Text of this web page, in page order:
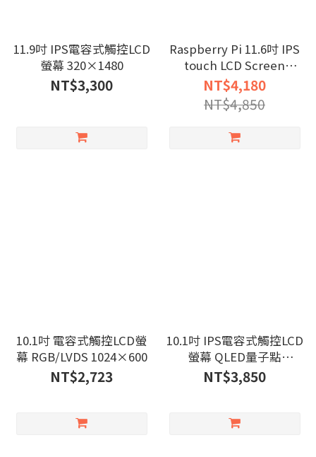
11.9吋 IPS電容式觸控LCD
螢幕 320×1480
NT$3,300
Raspberry Pi 11.6吋 IPS
touch LCD Screen
1920×1080
NT$4,180
NT$4,850
10.1吋 電容式觸控LCD螢
幕 RGB/LVDS 1024×600
NT$2,723
10.1吋 IPS電容式觸控LCD
螢幕 QLED量子點
1280×720
NT$3,850